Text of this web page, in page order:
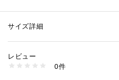
フロント・バック共に、プリント
お楽しみいただけます。
性別：レディース
素材：コットン100%
商品番号：
155121350 （ショップ）
サイズ詳細
レビュー
0件